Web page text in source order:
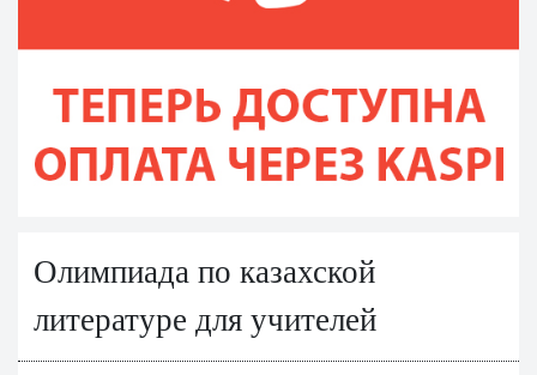
Олимпиада по казахской
литературе для учителей